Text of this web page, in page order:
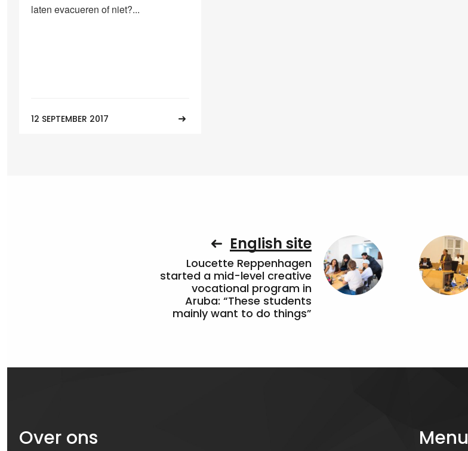
laten evacueren of niet?...
12 SEPTEMBER 2017
English site
Loucette Reppenhagen
started a mid-level creative
vocational program in
Aruba: “These students
mainly want to do things”
Over ons Menu